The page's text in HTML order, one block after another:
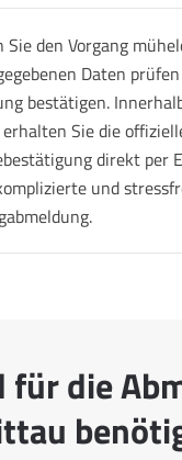
Sie den Vorgang
Daten
bestätigen.
Sie die
direkt per
und
für die